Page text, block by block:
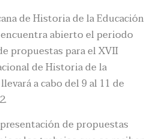
de Historia de la Educación
abierto el periodo
propuestas para el XVII
de Historia de la
a cabo del 9 al 11 de
de propuestas